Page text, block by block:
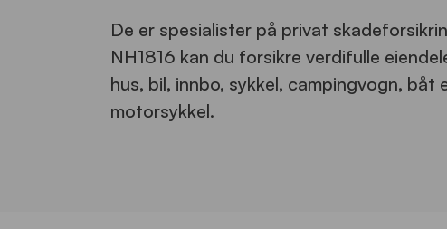
De er spesialister på privat
NH1816 kan du forsikre verdifulle
hus, bil, innbo, sykkel, campingvogn, båt
motorsykkel.